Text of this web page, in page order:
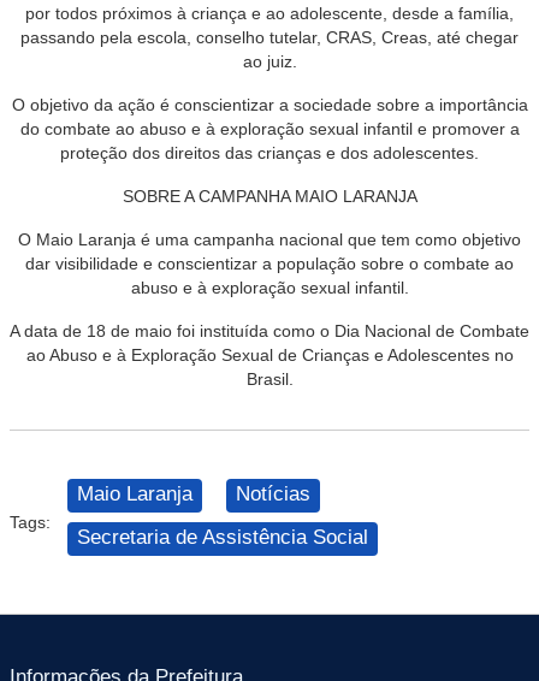
por todos próximos à criança e ao adolescente, desde a família,
passando pela escola, conselho tutelar, CRAS, Creas, até chegar
ao juiz.
O objetivo da ação é conscientizar a sociedade sobre a importância
do combate ao abuso e à exploração sexual infantil e promover a
proteção dos direitos das crianças e dos adolescentes.
SOBRE A CAMPANHA MAIO LARANJA
O Maio Laranja é uma campanha nacional que tem como objetivo
dar visibilidade e conscientizar a população sobre o combate ao
abuso e à exploração sexual infantil.
A data de 18 de maio foi instituída como o Dia Nacional de Combate
ao Abuso e à Exploração Sexual de Crianças e Adolescentes no
Brasil.
Tags:
Maio Laranja
Notícias
Secretaria de Assistência Social